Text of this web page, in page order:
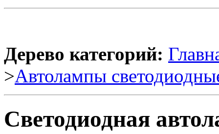
Дерево категорий:
>Автолампы
Светодиодная